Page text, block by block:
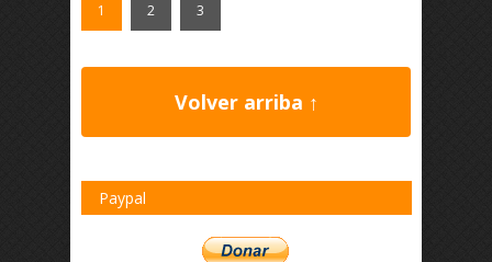
1 2 3
Volver arriba ↑
Paypal